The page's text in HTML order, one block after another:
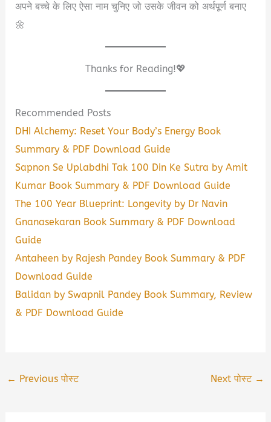
अपने बच्चे के लिए ऐसा नाम चुनिए जो उसके जीवन को अर्थपूर्ण बनाए
🌼
Thanks for Reading!💖
Recommended Posts
DHI Alchemy: Reset Your Body’s Energy Book
Summary & PDF Download Guide
Sapnon Se Uplabdhi Tak 100 Din Ke Sutra by Amit
Kumar Book Summary & PDF Download Guide
The 100 Year Blueprint: Longevity by Dr Navin
Gnanasekaran Book Summary & PDF Download
Guide
Antaheen by Rajesh Pandey Book Summary & PDF
Download Guide
Balidan by Swapnil Pandey Book Summary, Review
& PDF Download Guide
← Previous पोस्ट Next पोस्ट →